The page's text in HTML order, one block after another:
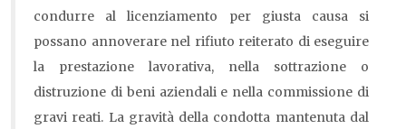
condurre al licenziamento per giusta causa si
possano annoverare nel rifiuto reiterato di eseguire
la prestazione lavorativa, nella sottrazione o
distruzione di beni aziendali e nella commissione di
gravi reati. La gravità della condotta mantenuta dal